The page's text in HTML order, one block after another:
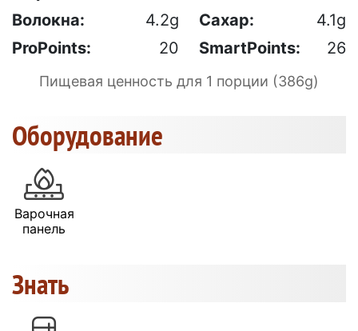
Волокна:
4.2g Сахар:
4.1g
ProPoints:
20 SmartPoints: 26
Пищевая ценность для 1 порции (386g)
Оборудование
Варочная
панель
Знать